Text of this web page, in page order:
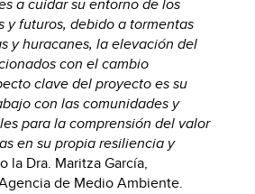
y futuros, debido a tormentas
y huracanes, la elevación del
con el cambio
clave del proyecto es su
con las comunidades y
para la comprensión del valor
en su propia resiliencia y
la Dra. Maritza García,
de Medio Ambiente.